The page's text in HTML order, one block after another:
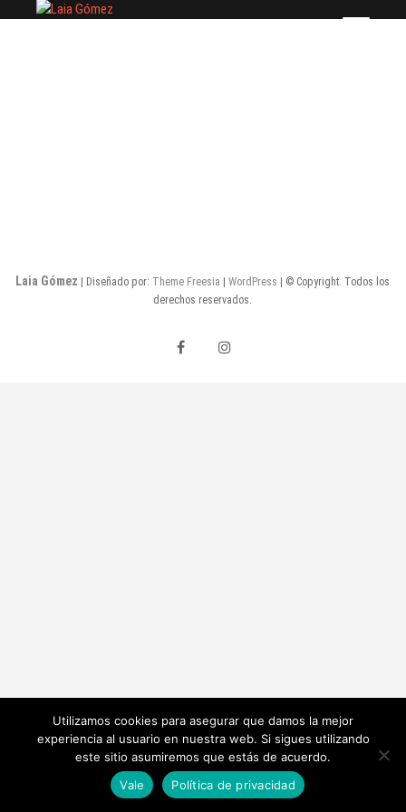
Laia Gómez
FASHION STYLIST
Laia Gómez | Diseñado por: Theme Freesia |WordPress
| © Copyright. Todos los
derechos reservados.
facebookinstagram
Utilizamos cookies para asegurar que damos la mejor
experiencia al usuario en nuestra web. Si sigues utilizando
este sitio asumiremos que estás de acuerdo.
Vale
Política de privacidad